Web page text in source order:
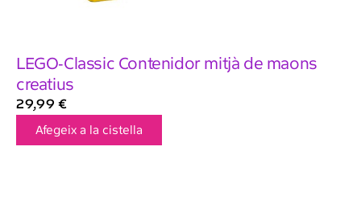
LEGO-Classic Contenidor mitjà de maons
creatius
29,99 €
Afegeix a la cistella